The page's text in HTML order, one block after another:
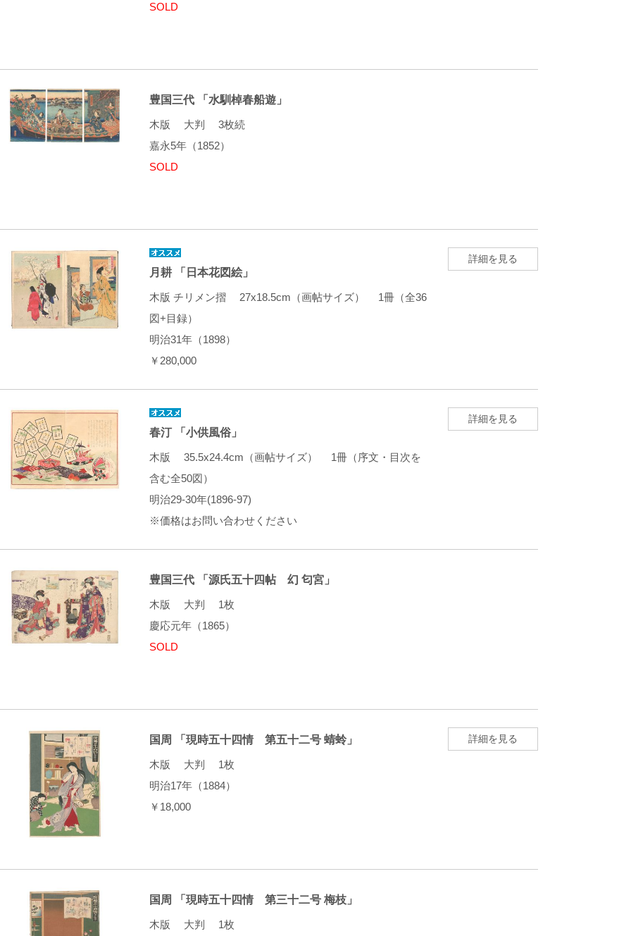
SOLD
豊国三代 「水馴棹春船遊」
木版 大判 3枚続
嘉永5年（1852）
SOLD
月耕 「日本花図絵」
木版 チリメン摺 27x18.5cm（画帖サイズ） 1冊（全36
図+目録）
明治31年（1898）
￥280,000
詳細を見る
春汀 「小供風俗」
木版 35.5x24.4cm（画帖サイズ） 1冊（序文・目次を
含む全50図）
明治29-30年(1896-97)
※価格はお問い合わせください
詳細を見る
豊国三代 「源氏五十四帖 幻 匂宮」
木版 大判 1枚
慶応元年（1865）
SOLD
国周 「現時五十四情 第五十二号 蜻蛉」
木版 大判 1枚
明治17年（1884）
￥18,000
詳細を見る
国周 「現時五十四情 第三十二号 梅枝」
木版 大判 1枚